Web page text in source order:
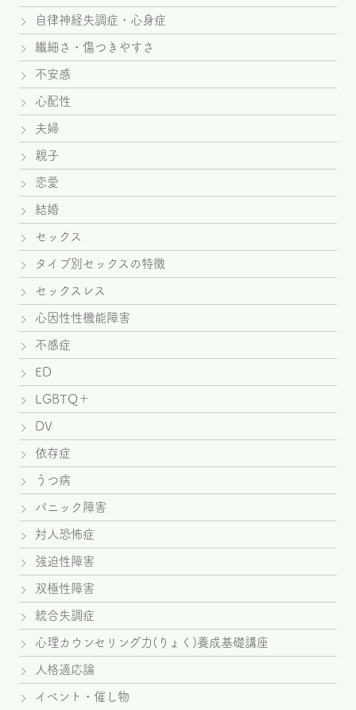
自律神経失調症・心身症
繊細さ・傷つきやすさ
不安感
心配性
夫婦
親子
恋愛
結婚
セックス
タイプ別セックスの特徴
セックスレス
心因性性機能障害
不感症
ED
LGBTQ＋
DV
依存症
うつ病
パニック障害
対人恐怖症
強迫性障害
双極性障害
統合失調症
心理カウンセリング力(りょく)養成基礎講座
人格適応論
イベント・催し物